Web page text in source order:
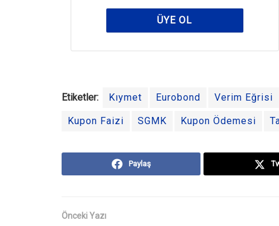
ÜYE OL
Etiketler: Kıymet Eurobond Verim Eğrisi
Kupon Faizi SGMK Kupon Ödemesi
Paylaş
Önceki Yazı